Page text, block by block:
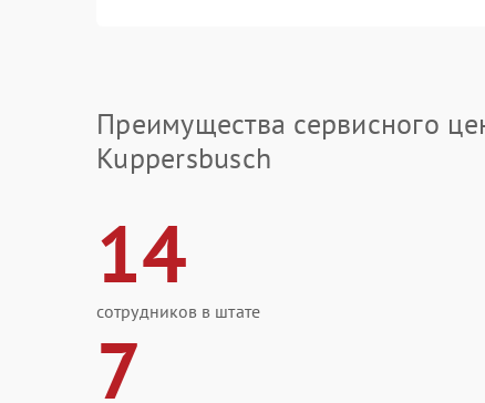
Преимущества сервисного
Kuppersbusch
14
сотрудников в штате
7